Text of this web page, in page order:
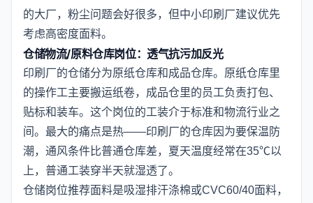
的大厂，粉尘问题会好很多，但中小印刷厂建议优先
考虑高密度面料。
仓储物流/原料仓库岗位：透气抗污加反光
印刷厂的仓储分为原纸仓库和成品仓库。原纸仓库里
的操作工主要搬运纸卷，成品仓里的员工负责打包、
贴标和装车。这个岗位的工装介于标准和物流行业之
间。最大的痛点是热——印刷厂的仓库因为要保温防
潮，通风条件比普通仓库差，夏天温度经常在35℃以
上，普通工装穿半天就湿透了。
仓储岗位推荐面料是吸湿排汗涤棉或CVC60/40面料，